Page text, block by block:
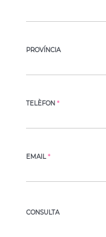
PROVÍNCIA
TELÈFON *
EMAIL*
CONSULTA